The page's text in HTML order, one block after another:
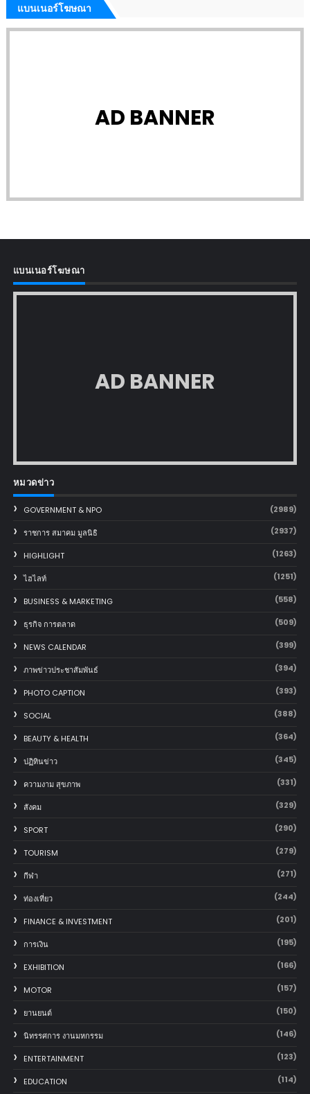
แบนเนอร์โฆษณา
AD BANNER
แบนเนอร์โฆษณา
AD BANNER
หมวดข่าว
GOVERNMENT & NPO (2989)
ราชการ สมาคม มูลนิธิ (2937)
HIGHLIGHT (1263)
ไฮไลท์ (1251)
BUSINESS & MARKETING (558)
ธุรกิจ การตลาด (509)
NEWS CALENDAR (399)
ภาพข่าวประชาสัมพันธ์ (394)
PHOTO CAPTION (393)
SOCIAL (388)
BEAUTY & HEALTH (364)
ปฏิทินข่าว (345)
ความงาม สุขภาพ (331)
สังคม (329)
SPORT (290)
TOURISM (279)
กีฬา (271)
ท่องเที่ยว (244)
FINANCE & INVESTMENT (201)
การเงิน (195)
EXHIBITION (166)
MOTOR (157)
‎ยานยนต์‎ (150)
นิทรรศการ งานมหกรรม (146)
ENTERTAINMENT (123)
EDUCATION (114)